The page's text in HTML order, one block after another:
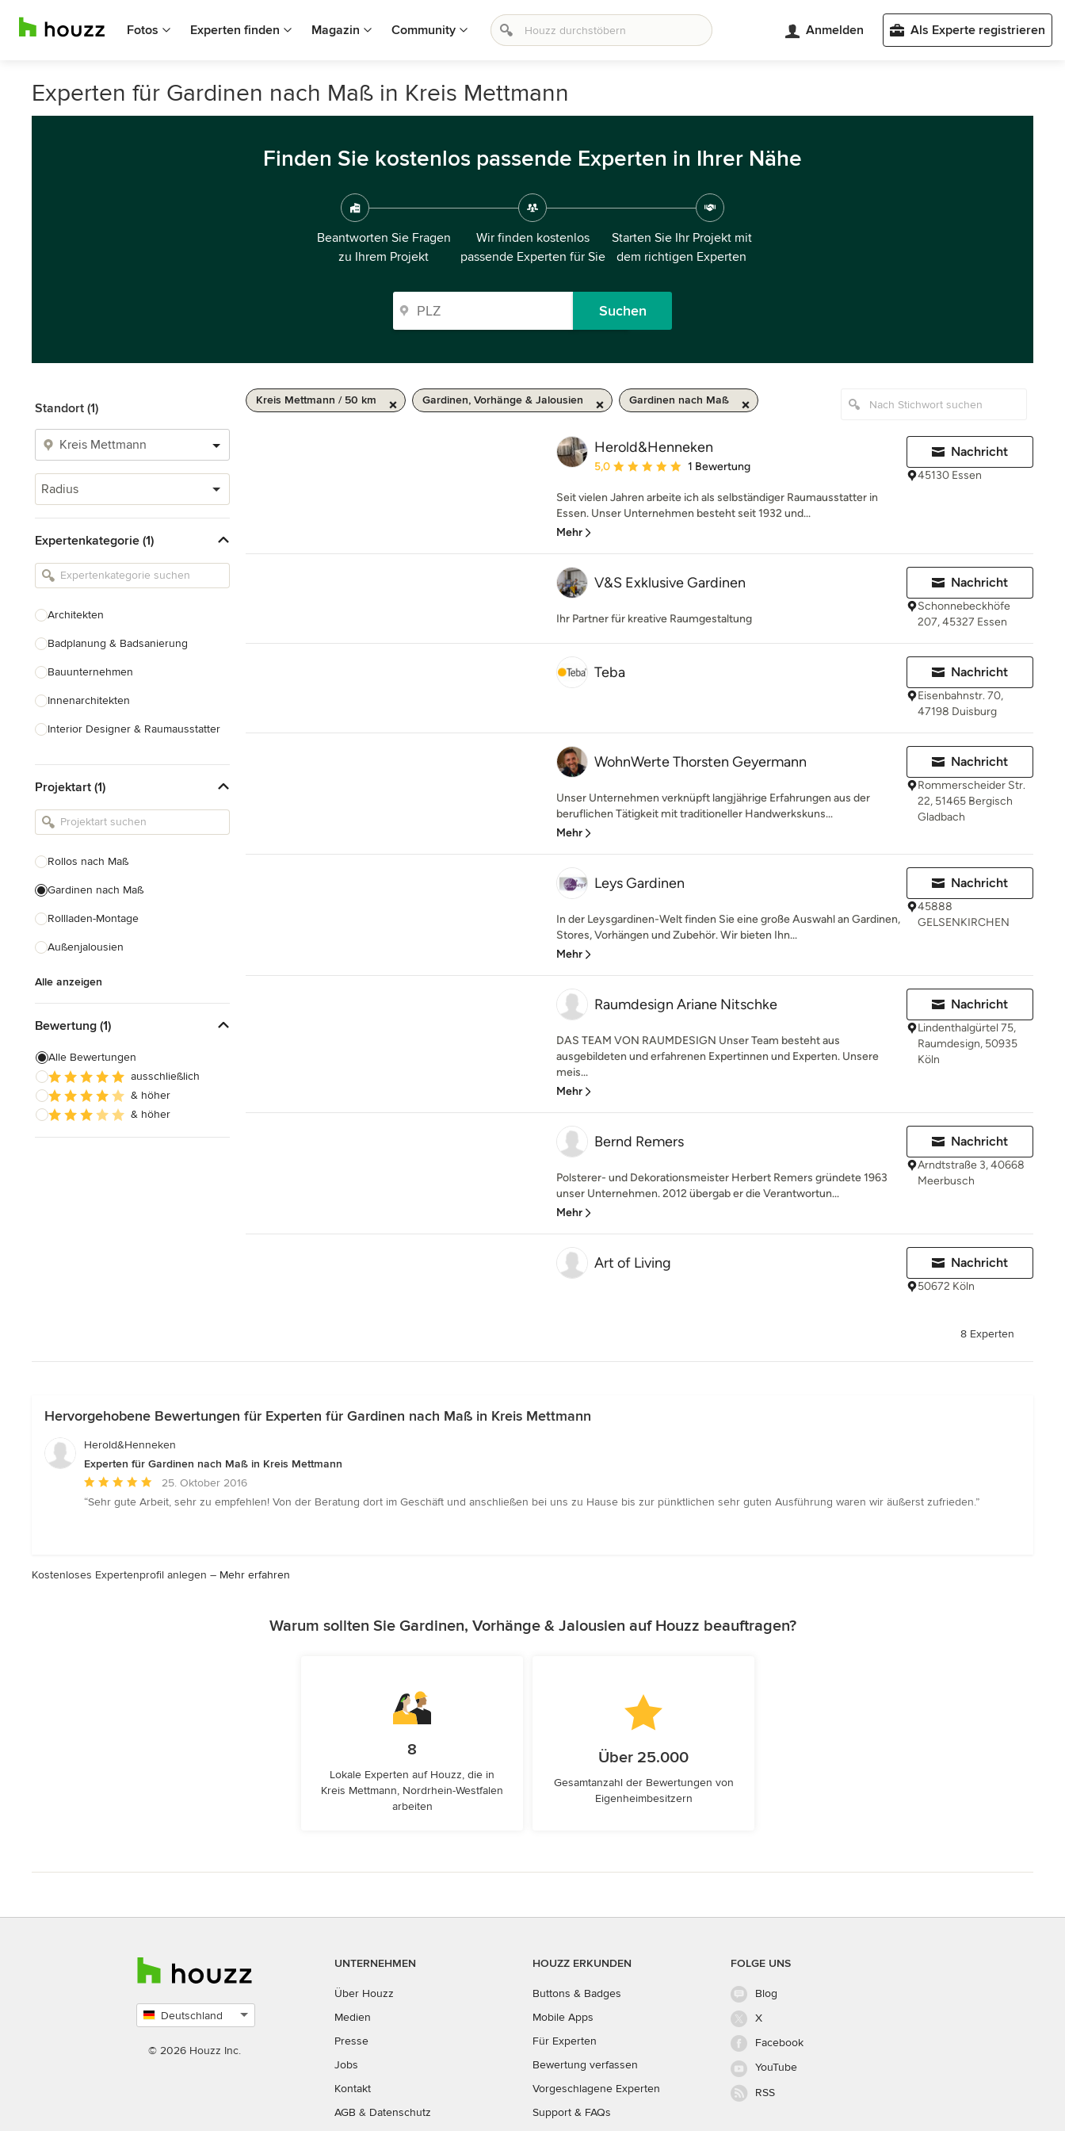
Fotos Experten finden Magazin Community Anmelden Als Experte registrieren
Experten für Gardinen nach Maß in Kreis Mettmann
Finden Sie kostenlos passende Experten in Ihrer Nähe
Beantworten Sie Fragen
zu Ihrem Projekt
Wir finden kostenlos
passende Experten für Sie
Starten Sie Ihr Projekt mit
dem richtigen Experten
Suchen
Standort (1)
Radius
Expertenkategorie (1)
Architekten
Badplanung & Badsanierung
Bauunternehmen
Innenarchitekten
Interior Designer & Raumausstatter
Landschaftsarchitekten
Armaturen & Sanitärbedarf
Projektart (1)
Rollos nach Maß
Gardinen nach Maß
Rollladen-Montage
Außenjalousien
Alle anzeigen
Bewertung (1)
Alle Bewertungen
ausschließlich
& höher
& höher
Kreis Mettmann / 50 km Gardinen, Vorhänge & Jalousien Gardinen nach Maß
Herold&Henneken
Durchschnittliche Bewertung: 5 von 5 Sternen
5,0 1 Bewertung
Seit vielen Jahren arbeite ich als selbständiger Raumausstatter in
Essen. Unser Unternehmen besteht seit 1932 und...
Mehr
Nachricht
45130 Essen
V&S Exklusive Gardinen
Ihr Partner für kreative Raumgestaltung
Nachricht
Schonnebeckhöfe
207, 45327 Essen
Teba Nachricht
Eisenbahnstr. 70,
47198 Duisburg
WohnWerte Thorsten Geyermann
Unser Unternehmen verknüpft langjährige Erfahrungen aus der
beruflichen Tätigkeit mit traditioneller Handwerkskuns...
Mehr
Nachricht
Rommerscheider Str.
22, 51465 Bergisch
Gladbach
Leys Gardinen
In der Leysgardinen-Welt finden Sie eine große Auswahl an Gardinen,
Stores, Vorhängen und Zubehör. Wir bieten Ihn...
Mehr
Nachricht
45888
GELSENKIRCHEN
Raumdesign Ariane Nitschke
DAS TEAM VON RAUMDESIGN Unser Team besteht aus
ausgebildeten und erfahrenen Expertinnen und Experten. Unsere
meis...
Mehr
Nachricht
Lindenthalgürtel 75,
Raumdesign, 50935
Köln
Bernd Remers
Polsterer- und Dekorationsmeister Herbert Remers gründete 1963
unser Unternehmen. 2012 übergab er die Verantwortun...
Mehr
Nachricht
Arndtstraße 3, 40668
Meerbusch
Art of Living Nachricht
50672 Köln
8 Experten
Hervorgehobene Bewertungen für Experten für Gardinen nach Maß in Kreis Mettmann
Herold&Henneken
Experten für Gardinen nach Maß in Kreis Mettmann
Durchschnittliche
Bewertung:
25. Oktober 2016
“Sehr gute Arbeit, sehr zu empfehlen! Von der Beratung dort im Geschäft und anschließen bei uns zu Hause bis zur pünktlichen sehr guten Ausführung waren wir äußerst zufrieden.”
Kostenloses Expertenprofil anlegen – Mehr erfahren
Warum sollten Sie Gardinen, Vorhänge & Jalousien auf Houzz beauftragen?
8
Lokale Experten auf Houzz, die in
Kreis Mettmann, Nordrhein-Westfalen
arbeiten
Über 25.000
Gesamtanzahl der Bewertungen von
Eigenheimbesitzern
Deutschland
auswählen
© 2026 Houzz Inc.
UNTERNEHMEN
Über Houzz
Medien
Presse
Jobs
Kontakt
AGB & Datenschutz
HOUZZ ERKUNDEN
Buttons & Badges
Mobile Apps
Für Experten
Bewertung verfassen
Vorgeschlagene Experten
Support & FAQs
FOLGE UNS
Blog
X
Facebook
YouTube
RSS